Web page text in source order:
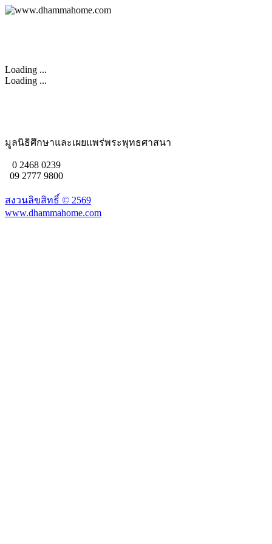
Loading ...
Loading ...
มูลนิธิศึกษาและเผยแพร่พระพุทธศาสนา
0 2468 0239
09 2777 9800
สงวนลิขสิทธิ์ © 2569
www.dhammahome.com